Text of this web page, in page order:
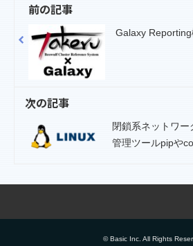
前の記事
Galaxy
次の記事
閉鎖系ネットワ
管理ツールpipや
© Basic Inc. All Rights